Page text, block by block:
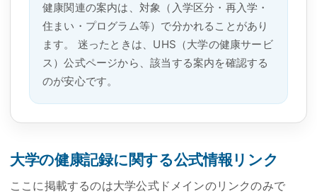
健康関連の案内は、対象（入学区分・再入学・
住まい・プログラム等）で分かれることがあり
ます。 迷ったときは、UHS（大学の健康サービ
ス）公式ページから、該当する案内を確認する
のが安心です。
大学の健康記録に関する公式情報リンク
ここに掲載するのは大学公式ドメインのリンクのみで